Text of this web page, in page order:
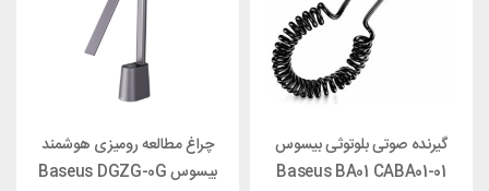
گیرنده صوتی بلوتوثی بیسوس
Baseus BA01 CABA01-01
چراغ مطالعه رومیزی هوشمند
بیسوس Baseus DGZG-0G